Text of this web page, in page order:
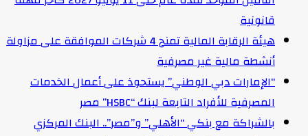
قانونية
هيئة الرقابة المالية تمنح 4 شركات الموافقة على مزاولة
أنشطة مالية غير مصرفية
“الإمارات دبي الوطني” يستحوذ على أعمال الخدمات
المصرفية للأفراد التابعة لبنك “HSBC” مصر
بالشراكة مع بنكي “الأهلي” و”مصر”.. البنك المركزي